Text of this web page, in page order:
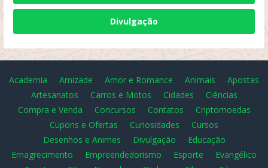
Divulgação
Academia Amizade Amor e Romance Animais
Apostas
Artesanatos
Carros e Motos Cidades
Ciências
Compra e Venda
Concursos Contatos
Criptomoedas
Cupons e Ofertas
Curiosidades
Cursos
Desenhos e Animes
Divulgação
Educação
Emagrecimento
Empreendedorismo Esporte
Evangélico